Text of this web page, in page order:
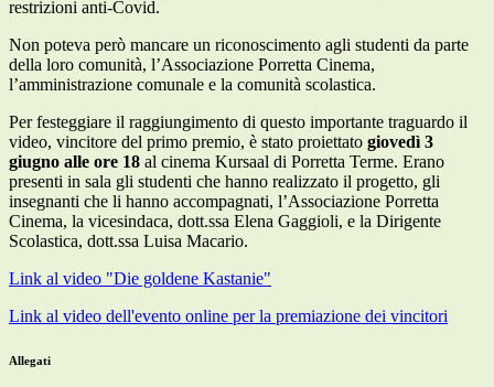
restrizioni anti-Covid.
Non poteva però mancare un riconoscimento agli studenti da parte
della loro comunità, l’Associazione Porretta Cinema,
l’amministrazione comunale e la comunità scolastica.
Per festeggiare il raggiungimento di questo importante traguardo il
video, vincitore del primo premio, è stato proiettato giovedì 3
giugno alle ore 18 al cinema Kursaal di Porretta Terme. Erano
presenti in sala gli studenti che hanno realizzato il progetto, gli
insegnanti che li hanno accompagnati, l’Associazione Porretta
Cinema, la vicesindaca, dott.ssa Elena Gaggioli, e la Dirigente
Scolastica, dott.ssa Luisa Macario.
Link al video "Die goldene Kastanie"
Link al video dell'evento online per la premiazione dei vincitori
Allegati